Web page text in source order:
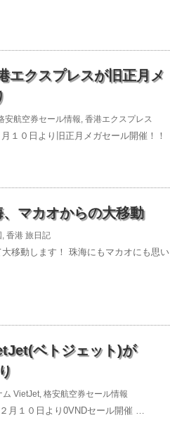
エクスプレスが旧正月メ
安航空券セール情報, 香港エクスプレス
１０日より旧正月メガセール開催！！
、マカオからの大移動
, 香港 旅日記
移動します！ 珠海にもマカオにも思い
ベトジェット)が
ム VietJet, 格安航空券セール情報
月１０日より0VNDセール開催 …